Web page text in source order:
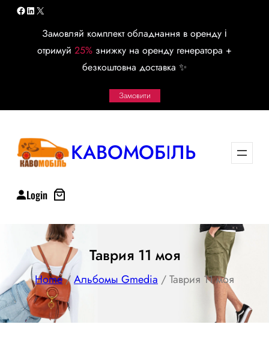
Перейти
содержимому
Facebook
LinkedIn
X
Замовляй комплект обладнання в оренду і
отримуй 25% знижку на оренду генератора +
безкоштовна доставка ✨
Замовити
КАВОМОБІЛЬ
Login
Таврия 11 моя
Home/Альбомы Gmedia / Таврия 11 моя